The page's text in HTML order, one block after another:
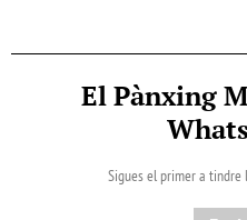
El Pànxing
Sigues el primer a tindre